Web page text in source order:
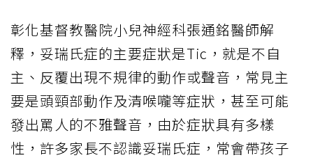
彰化基督教醫院小兒神經科張通銘醫師解
釋，妥瑞氏症的主要症狀是Tic，就是不自
主、反覆出現不規律的動作或聲音，常見主
要是頭頸部動作及清喉嚨等症狀，甚至可能
發出罵人的不雅聲音，由於症狀具有多樣
性，許多家長不認識妥瑞氏症，常會帶孩子